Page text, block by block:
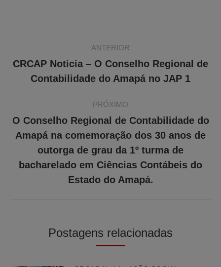
de
post:
ANTERIOR
Post
anterior:
CRCAP Noticia – O Conselho Regional de
Contabilidade do Amapá no JAP 1
PRÓXIMO
Próximo
post:
O Conselho Regional de Contabilidade do
Amapá na comemoração dos 30 anos de
outorga de grau da 1º turma de
bacharelado em Ciências Contábeis do
Estado do Amapá.
Postagens relacionadas